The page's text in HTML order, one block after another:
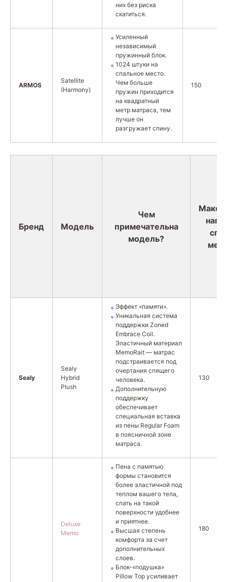
них без риска
скатиться.
ARMOS
Satellite
(Harmony)
Усиленный
независимый
пружинный блок.
1024 штуки на
спальное место.
Чем больше
пружин приходится
на квадратный
метр матраса, тем
лучше он
разгружает спину.
150
Бренд Модель
Чем
примечательна
модель?
Sealy
Sealy
Hybrid
Plush
Эффект «памяти».
Уникальная система
поддержки Zoned
Embrace Coil.
Эластичный материал
MemoRait — матрас
подстраивается под
очертания спящего
человека.
Дополнительную
поддержку
обеспечивает
специальная вставка
из пены Regular Foam
в поясничной зоне
матраса.
130
Deluxe
Memo
Пена с памятью
формы становится
более эластичной под
теплом вашего тела,
спать на такой
поверхности удобнее
и приятнее.
Высшая степень
комфорта за счет
дополнительных
слоев.
Блок-«подушка»
Pillow Top усиливает
180